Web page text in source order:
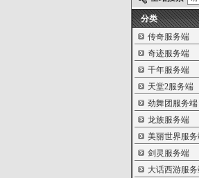
分类
传奇服务端
奇迹服务端
千年服务端
天堂2服务端
劲舞团服务端
龙族服务端
美丽世界服务
剑灵服务端
大话西游服务